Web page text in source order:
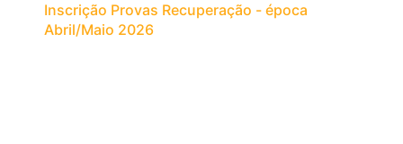
Inscrição Provas Recuperação - época
Abril/Maio 2026